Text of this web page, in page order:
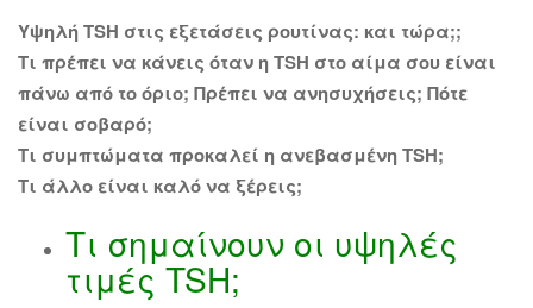
Υψηλή TSH στις εξετάσεις ρουτίνας: και τώρα;;
Τι πρέπει να κάνεις όταν η TSH στο αίμα σου είναι
πάνω από το όριο; Πρέπει να ανησυχήσεις; Πότε
είναι σοβαρό;
Τι συμπτώματα προκαλεί η ανεβασμένη TSH;
Τι άλλο είναι καλό να ξέρεις;
Τι σημαίνουν οι υψηλές
τιμές TSH;